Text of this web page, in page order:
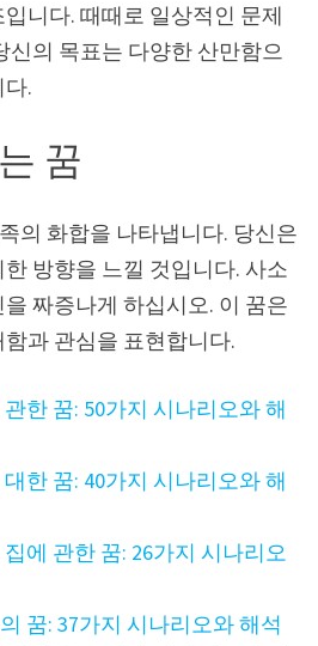
니다. 때때로 일상적인 문제
신의 목표는 다양한 산만함으
.
꿈
의 화합을 나타냅니다. 당신은
방향을 느낄 것입니다. 사소
짜증나게 하십시오. 이 꿈은
과 관심을 표현합니다.
관한 꿈: 50가지 시나리오와 해
대한 꿈: 40가지 시나리오와 해
집에 관한 꿈: 26가지 시나리오
꿈: 37가지 시나리오와 해석